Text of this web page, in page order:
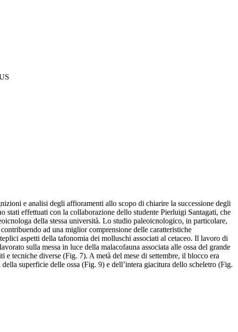
e analisi degli affioramenti allo scopo di chiarire la successione degli
effettuati con la collaborazione dello studente Pierluigi Santagati, che
della stessa università. Lo studio paleoicnologico, in particolare,
ad una miglior comprensione delle caratteristiche
aspetti della tafonomia dei molluschi associati al cetaceo. Il lavoro di
sulla messa in luce della malacofauna associata alle ossa del grande
e tecniche diverse (Fig. 7). A metà del mese di settembre, il blocco era
superficie delle ossa (Fig. 9) e dell’intera giacitura dello scheletro (Fig.